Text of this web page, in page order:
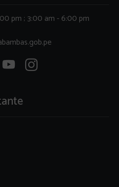
pm ; 3:00 am - 6:00 pm